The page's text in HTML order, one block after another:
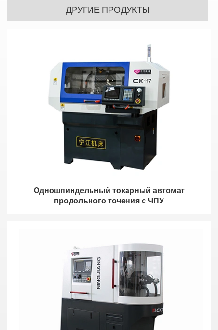
ДРУГИЕ ПРОДУКТЫ
Одношпиндельный токарный автомат
продольного точения с ЧПУ